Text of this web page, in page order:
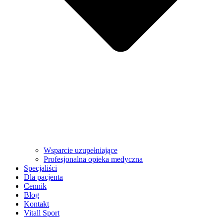
Wsparcie uzupełniające
Profesjonalna opieka medyczna
Specjaliści
Dla pacjenta
Cennik
Blog
Kontakt
Vitall Sport